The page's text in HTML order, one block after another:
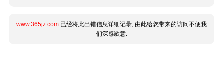
www.365jz.com 已经将此出错信息详细记录, 由此给您带来的访问不便我
们深感歉意.